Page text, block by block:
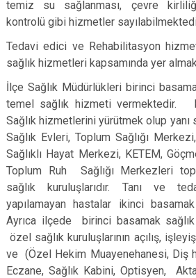
temiz su sağlanması, çevre
kontrolü gibi hizmetler
Tedavi edici ve Rehabilitasyon
sağlık hizmetleri kapsamında yer
İlçe Sağlık Müdürlükleri birinci
temel sağlık hizmeti vermektedir.
Sağlık hizmetlerini yürütmek olup yanı
Sağlık Evleri, Toplum Sağlığı
Sağlıklı Hayat Merkezi, KETEM,
Toplum Ruh Sağlığı Merkezleri
sağlık kuruluşlarıdır. Tanı ve
yapılamayan hastalar ikinci
Ayrıca ilçede birinci basamak
özel sağlık kuruluşlarının açılış,
ve (Özel Hekim Muayenehanesi, Diş
Eczane, Sağlık Kabini, Optisyen,